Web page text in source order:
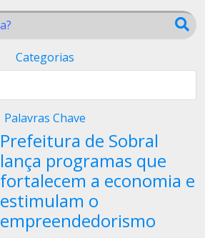
Categorias
Palavras Chave
Prefeitura de Sobral
lança programas que
fortalecem a economia e
estimulam o
empreendedorismo